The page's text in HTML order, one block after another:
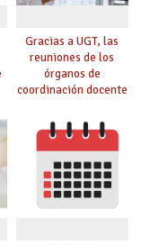
Gracias a UGT, las
reuniones de los
órganos de
coordinación docente
de manera
telemática, sin exigir
presencialidad en el
centro